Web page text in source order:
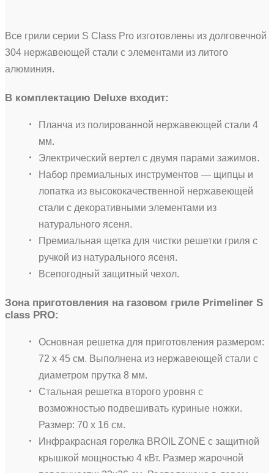
Все грили серии S Class Pro изготовлены из долговечной
304 нержавеющей стали с элементами из литого
алюминия.
В комплектацию Deluxe входит:
Планча из полированной нержавеющей стали 4
мм.
Электрический вертел с двумя парами зажимов.
Набор премиальных инструментов — щипцы и
лопатка из высококачественной нержавеющей
стали с декоративными элементами из
натурального ясеня.
Премиальная щетка для чистки решетки гриля с
ручкой из натурального ясеня.
Всепогодный защитный чехол.
Зона приготовления на газовом гриле Primeliner S
class PRO:
Основная решетка для приготовления размером:
72 х 45 см. Выполнена из нержавеющей стали с
диаметром прутка 8 мм.
Стальная решетка второго уровня с
возможностью подвешивать куриные ножки.
Размер: 70 х 16 см.
Инфракрасная горелка BROIL ZONE с защитной
крышкой мощностью 4 кВт. Размер жарочной